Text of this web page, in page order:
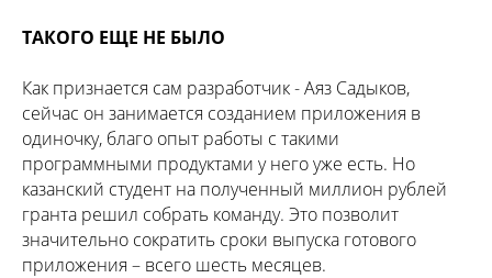
ТАКОГО ЕЩЕ НЕ БЫЛО
Как признается сам разработчик - Аяз Садыков,
сейчас он занимается созданием приложения в
одиночку, благо опыт работы с такими
программными продуктами у него уже есть. Но
казанский студент на полученный миллион рублей
гранта решил собрать команду. Это позволит
значительно сократить сроки выпуска готового
приложения – всего шесть месяцев.